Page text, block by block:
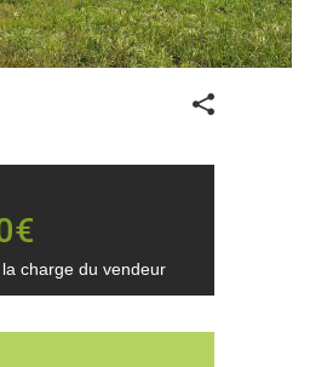
Partager
charge du vendeur